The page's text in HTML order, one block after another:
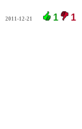
2011-12-21 1 1